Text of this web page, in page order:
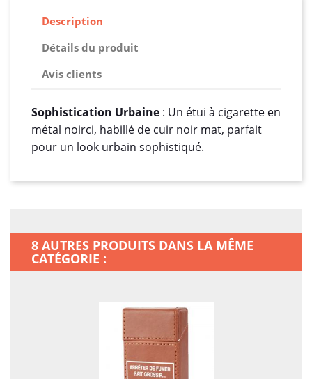
Description
Détails du produit
Avis clients
Sophistication Urbaine : Un étui à cigarette en
métal noirci, habillé de cuir noir mat, parfait
pour un look urbain sophistiqué.
8 AUTRES PRODUITS DANS LA MÊME
CATÉGORIE :